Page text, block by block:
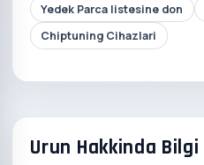
Yedek Parca listesine don
Chiptuning Cihazlari
Urun Hakkinda Bilgi